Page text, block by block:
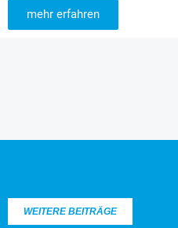
mehr erfahren
WEITERE BEITRÄGE